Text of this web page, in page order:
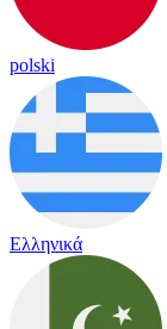
polski
Ελληνικά